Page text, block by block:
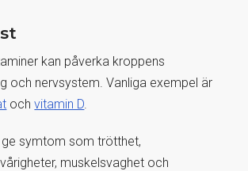
kan påverka kroppens
och nervsystem. Vanliga exempel är
ochvitamin D
ge symtom som trötthet,
muskelsvaghet och